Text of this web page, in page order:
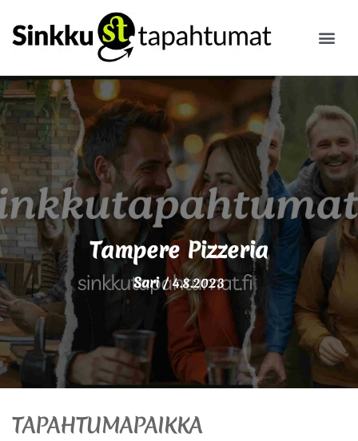
Tampere Pizzeria
Sari/4.8.2023
TAPAHTUMAPAIKKA